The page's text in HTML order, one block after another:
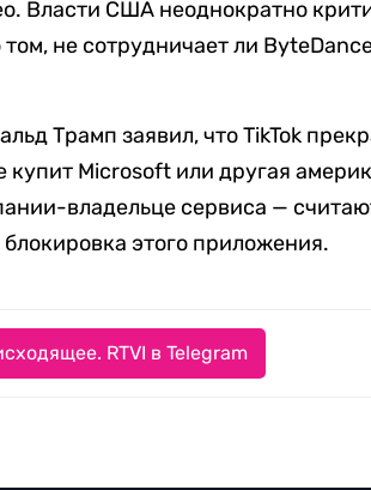
Власти США неоднократно
не сотрудничает ли
Трамп заявил, что TikTok
купит Microsoft или другая
владельце сервиса —
этого приложения.
RTVI в Telegram